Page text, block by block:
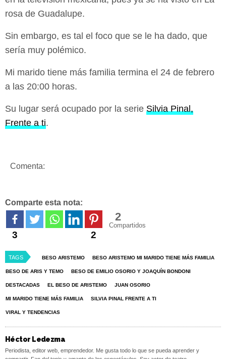
rosa de Guadalupe.
Sin embargo, es tal el foco que se le ha dado, que
sería muy polémico.
Mi marido tiene más familia termina el 24 de febrero
a las 20:00 horas.
Su lugar será ocupado por la serie Silvia Pinal,
Frente a ti.
Comenta:
Comparte esta nota:
3 2
2
Compartidos
TAGS BESO ARISTEMO BESO ARISTEMO MI MARIDO TIENE MÁS FAMILIA
BESO DE ARIS Y TEMO BESO DE EMILIO OSORIO Y JOAQUÍN BONDONI
DESTACADAS EL BESO DE ARISTEMO JUAN OSORIO
MI MARIDO TIENE MÁS FAMILIA SILVIA PINAL FRENTE A TI
VIRAL Y TENDENCIAS
Héctor Ledezma
Periodista, editor web, emprendedor. Me gusta todo lo que se pueda aprender y